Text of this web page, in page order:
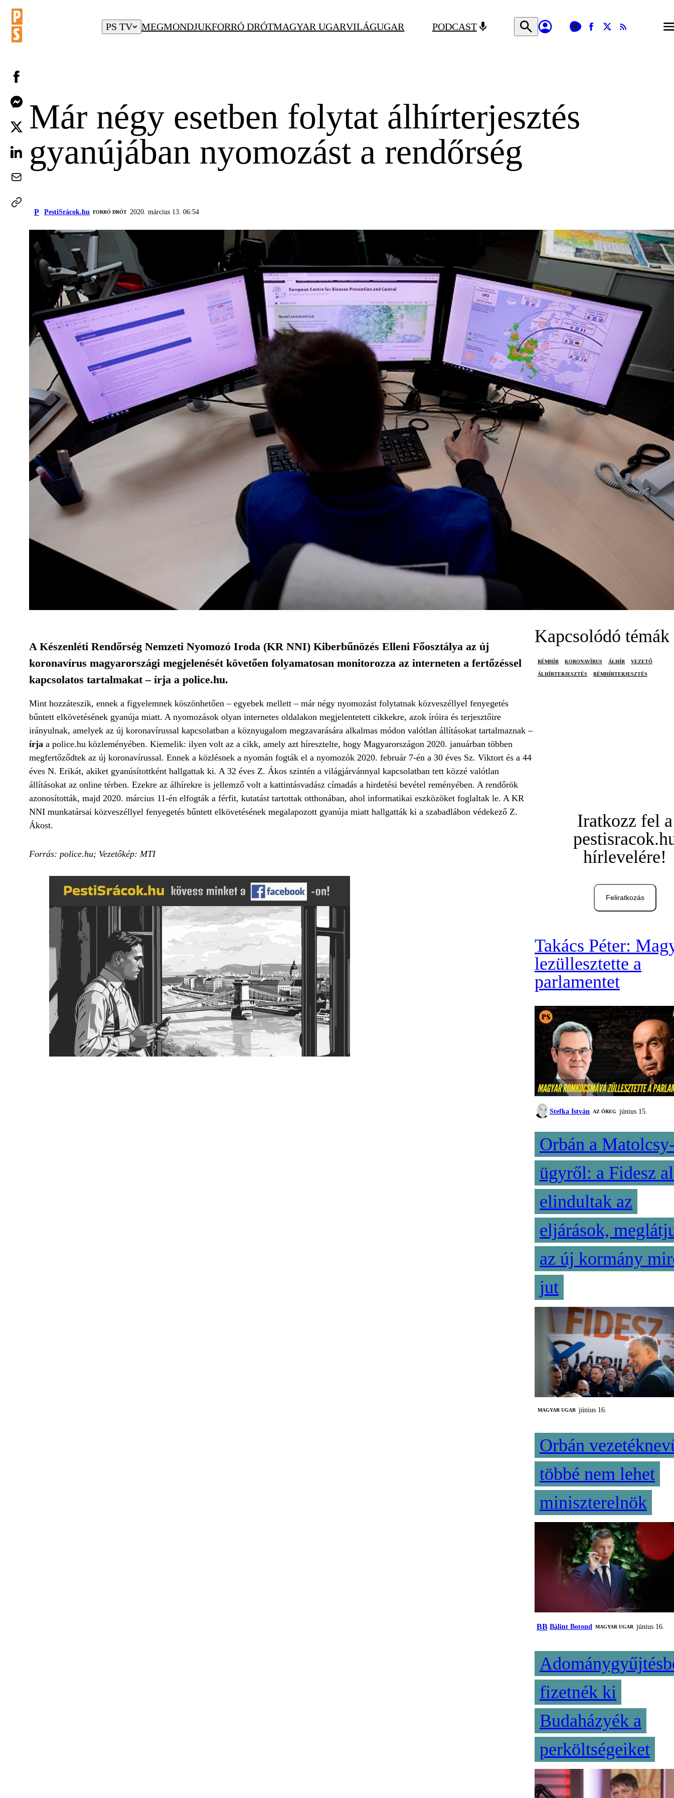
PS TV MEGMONDJUKFORRÓ DRÓTMAGYAR UGARVILÁGUGAR PODCAST
Már négy esetben folytat álhírterjesztés
gyanújában nyomozást a rendőrség
P PestiSrácok.hu FORRÓ DRÓT 2020. március 13. 06:54
A Készenléti Rendőrség Nemzeti Nyomozó Iroda (KR NNI) Kiberbűnözés Elleni Főosztálya az új
koronavírus magyarországi megjelenését követően folyamatosan monitorozza az interneten a fertőzéssel
kapcsolatos tartalmakat – írja a police.hu.
Mint hozzáteszik, ennek a figyelemnek köszönhetően – egyebek mellett – már négy nyomozást folytatnak közveszéllyel fenyegetés
bűntett elkövetésének gyanúja miatt. A nyomozások olyan internetes oldalakon megjelentetett cikkekre, azok íróira és terjesztőire
irányulnak, amelyek az új koronavírussal kapcsolatban a köznyugalom megzavarására alkalmas módon valótlan állításokat tartalmaznak –
írja a police.hu közleményében. Kiemelik: ilyen volt az a cikk, amely azt híresztelte, hogy Magyarországon 2020. januárban többen
megfertőződtek az új koronavírussal. Ennek a közlésnek a nyomán fogták el a nyomozók 2020. február 7-én a 30 éves Sz. Viktort és a 44
éves N. Erikát, akiket gyanúsítottként hallgattak ki. A 32 éves Z. Ákos szintén a világjárvánnyal kapcsolatban tett közzé valótlan
állításokat az online térben. Ezekre az álhírekre is jellemző volt a kattintásvadász címadás a hirdetési bevétel reményében. A rendőrök
azonosították, majd 2020. március 11-én elfogták a férfit, kutatást tartottak otthonában, ahol informatikai eszközöket foglaltak le. A KR
NNI munkatársai közveszéllyel fenyegetés bűntett elkövetésének megalapozott gyanúja miatt hallgatták ki a szabadlábon védekező Z.
Ákost.
Forrás: police.hu; Vezetőkép: MTI
Kapcsolódó témák
RÉMHÍR KORONAVÍRUS ÁLHÍR VEZETŐ
ÁLHÍRTERJESZTÉS RÉMHÍRTERJESZTÉS
Iratkozz fel a
hírlevelére!
Feliratkozás
Takács Péter:
lezüllesztette a
parlamentet
Stefka István AZ ÖREG június 15.
Orbán a
ügyről: a Fidesz
elindultak az
eljárások,
az új kormány
jut
MAGYAR UGAR június 16.
Orbán
többé nem lehet
miniszterelnök
BB Bálint Botond MAGYAR UGAR június 16.
fizetnék ki
Budaházyék a
perköltségeiket